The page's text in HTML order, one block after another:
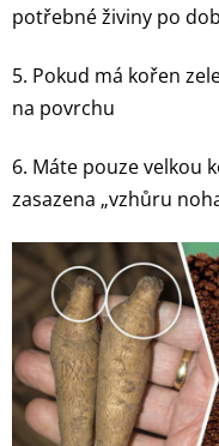
potřebné živiny po
5. Pokud má kořen
na povrchu
6. Máte pouze velkou
zasazena „vzhůru